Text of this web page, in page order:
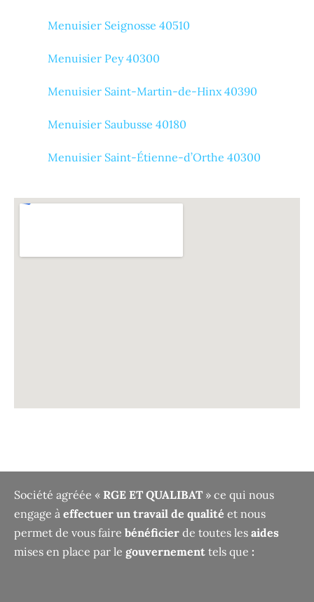
Menuisier Seignosse 40510
Menuisier Pey 40300
Menuisier Saint-Martin-de-Hinx 40390
Menuisier Saubusse 40180
Menuisier Saint-Étienne-d’Orthe 40300
Société agréée « RGE ET QUALIBAT » ce qui nous
engage à effectuer un travail de qualité et nous
permet de vous faire bénéficier de toutes les aides
mises en place par le gouvernement tels que :